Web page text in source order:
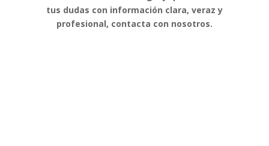
tus dudas con información clara, veraz y
profesional, contacta con nosotros.